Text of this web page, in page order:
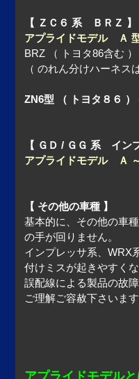
【 ＺＣ６ 系 ＢＲＺ
アプライドモデル Ａ
BRZ （ トヨタ86含む
（ のれん分けハーネス
ZN6型 （ トヨタ８６
【 ＧＤ / ＧＧ 系 イン
アプライドモデル Ａ
【 その他の車種 】
基本的に、その他の車
の手が回りません。
インプレッサ系、WRX
付けミスが起きやすく
誤配線による製品の故
ご理解ご容赦下さいま